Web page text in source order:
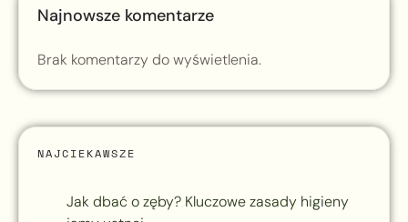
Najnowsze komentarze
Brak komentarzy do wyświetlenia.
NAJCIEKAWSZE
Jak dbać o zęby? Kluczowe zasady higieny